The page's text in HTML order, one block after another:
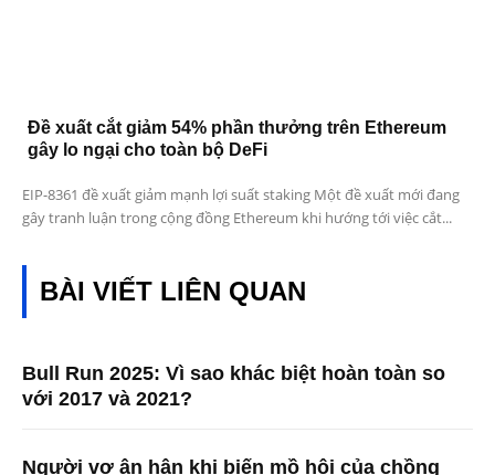
Đề xuất cắt giảm 54% phần thưởng trên Ethereum
gây lo ngại cho toàn bộ DeFi
EIP-8361 đề xuất giảm mạnh lợi suất staking Một đề xuất mới đang
gây tranh luận trong cộng đồng Ethereum khi hướng tới việc cắt...
BÀI VIẾT LIÊN QUAN
Bull Run 2025: Vì sao khác biệt hoàn toàn so
với 2017 và 2021?
Người vợ ân hận khi biến mồ hôi của chồng